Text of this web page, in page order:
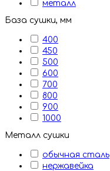
металл
База сушки, мм
400
450
500
600
700
800
900
1000
Металл сушки
обычная сталь
нержавейка